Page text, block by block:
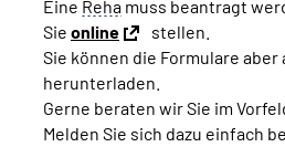
Eine Reha muss beantragt
Sie online
stellen.
Sie können die Formulare aber
herunterladen.
Gerne beraten wir Sie im
Melden Sie sich dazu einfach